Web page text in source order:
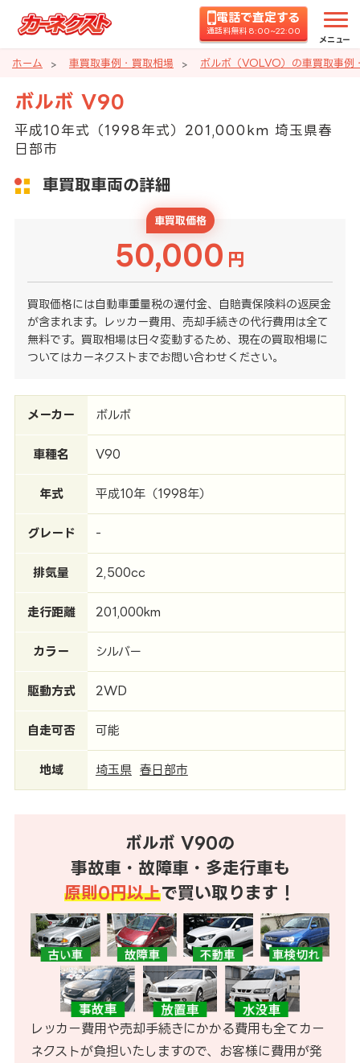
電話で査定する
通話料無料 8:00~22:00
メニュー
ホーム 車買取事例・買取相場 ボルボ（VOLVO）の車買取事例
ボルボ V90
平成10年式（1998年式）201,000km 埼玉県春
日部市
車買取車両の詳細
車買取価格
50,000 円
買取価格には自動車重量税の還付金、自賠責保険料の返戻金
が含まれます。レッカー費用、売却手続きの代行費用は全て
無料です。買取相場は日々変動するため、現在の買取相場に
ついてはカーネクストまでお問い合わせください。
メーカー ボルボ
車種名 V90
年式 平成10年（1998年）
グレード -
排気量 2,500cc
走行距離 201,000km
カラー シルバー
駆動方式 2WD
自走可否 可能
地域 埼玉県 春日部市
ボルボ V90の
事故車・故障車・多走行車も
原則0円以上で買い取ります！
レッカー費用や売却手続きにかかる費用も全てカー
ネクストが負担いたしますので、お客様に費用が発